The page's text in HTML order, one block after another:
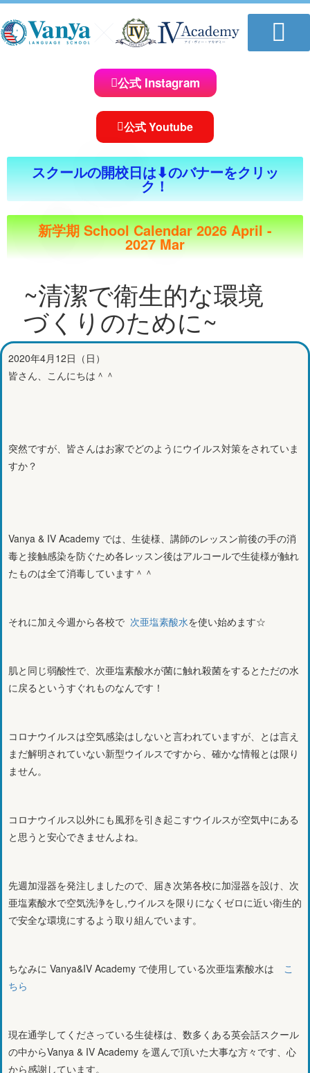
公式 Instagram
公式 Youtube
スクールの開校日は⬇︎のバナーをクリッ
ク！
新学期 School Calendar 2026 April -
2027 Mar
~清潔で衛生的な環境
づくりのために~
2020年4月12日（日）
皆さん、こんにちは＾＾
突然ですが、皆さんはお家でどのようにウイルス対策をされていま
すか？
Vanya & IV Academy では、生徒様、講師のレッスン前後の手の消
毒と接触感染を防ぐため各レッスン後はアルコールで生徒様が触れ
たものは全て消毒しています＾＾
それに加え今週から各校で 次亜塩素酸水を使い始めます☆
肌と同じ弱酸性で、次亜塩素酸水が菌に触れ殺菌をするとただの水
に戻るというすぐれものなんです！
コロナウイルスは空気感染はしないと言われていますが、とは言え
まだ解明されていない新型ウイルスですから、確かな情報とは限り
ません。
コロナウイルス以外にも風邪を引き起こすウイルスが空気中にある
と思うと安心できませんよね。
先週加湿器を発注しましたので、届き次第各校に加湿器を設け、次
亜塩素酸水で空気洗浄をし,ウイルスを限りになくゼロに近い衛生的
で安全な環境にするよう取り組んでいます。
ちなみに Vanya&IV Academy で使用している次亜塩素酸水は
こ
ちら
現在通学してくださっている生徒様は、数多くある英会話スクール
の中からVanya & IV Academy を選んで頂いた大事な方々です、心
から感謝しています。